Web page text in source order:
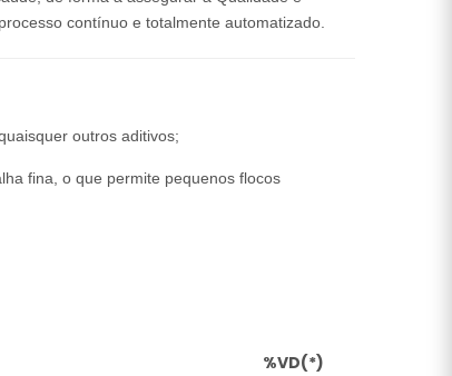
contínuo e totalmente automatizado.
outros aditivos;
fina, o que permite pequenos flocos
%VD(*)